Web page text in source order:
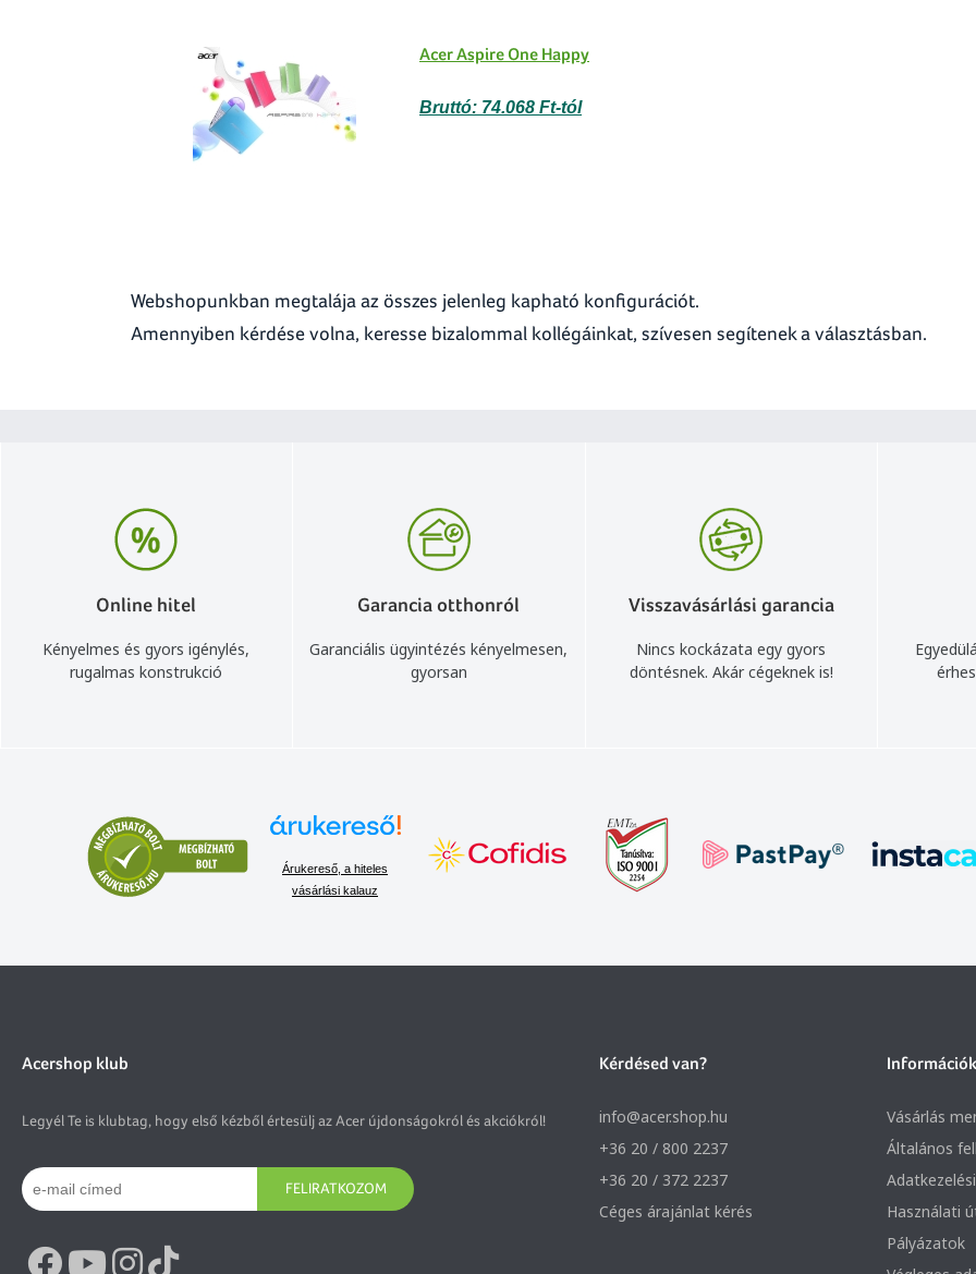
Acer Aspire One Happy
Bruttó: 74.068 Ft-tól
Webshopunkban megtalája az összes jelenleg kapható konfigurációt.
Amennyiben kérdése volna, keresse bizalommal kollégáinkat, szívesen segítenek a választásban.
Online hitel
Kényelmes és gyors igénylés,
rugalmas konstrukció
Garancia otthonról
Garanciális ügyintézés kényelmesen,
gyorsan
Visszavásárlási garancia
Nincs kockázata egy gyors
döntésnek. Akár cégeknek is!
Árukereső, a hiteles
vásárlási kalauz
Acershop klub
Legyél Te is klubtag, hogy első kézből értesülj az Acer újdonságokról és akciókról!
FELIRATKOZOM
Kérdésed van?
info@acer.shop.hu
+36 20 / 800 2237
+36 20 / 372 2237
Céges árajánlat kérés
Információk
Vásárlás
Általános
Használati
Pályázatok